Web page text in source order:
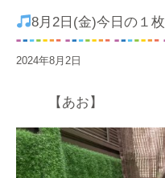
8月2日(金)今日の１枚
2024年8月2日
【あお】